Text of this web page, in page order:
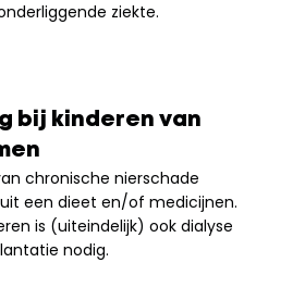
ziekte.
bij kinderen van
chronische nierschade
een dieet en/of medicijnen.
is (uiteindelijk) ook dialyse
nodig.